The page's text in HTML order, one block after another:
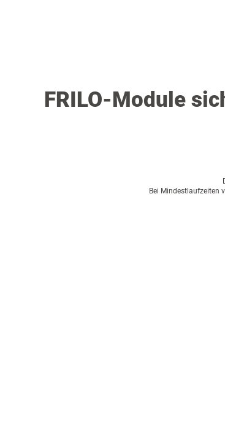
FRILO-Module
Bei Mindestlaufzeiten